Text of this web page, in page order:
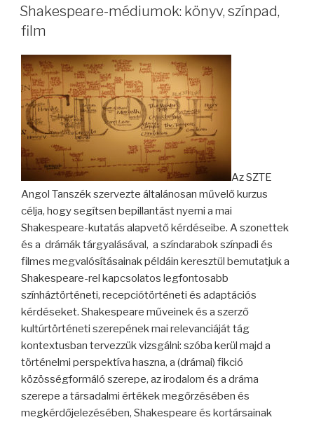
ON
Shakespeare-médiumok: könyv, színpad,
film
Az SZTE
Angol Tanszék szervezte általánosan művelő kurzus
célja, hogy segítsen bepillantást nyerni a mai
Shakespeare-kutatás alapvető kérdéseibe. A szonettek
és a drámák tárgyalásával, a színdarabok színpadi és
filmes megvalósításainak példáin keresztül bemutatjuk a
Shakespeare-rel kapcsolatos legfontosabb
színháztörténeti, recepciótörténeti és adaptációs
kérdéseket. Shakespeare műveinek és a szerző
kultúrtörténeti szerepének mai relevanciáját tág
kontextusban tervezzük vizsgálni: szóba kerül majd a
történelmi perspektíva haszna, a (drámai) fikció
közösségformáló szerepe, az irodalom és a dráma
szerepe a társadalmi értékek megőrzésében és
megkérdőjelezésében, Shakespeare és kortársainak